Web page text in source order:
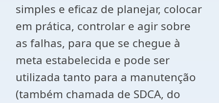
simples e eficaz de planejar, colocar
em prática, controlar e agir sobre
as falhas, para que se chegue à
meta estabelecida e pode ser
utilizada tanto para a manutenção
(também chamada de SDCA, do